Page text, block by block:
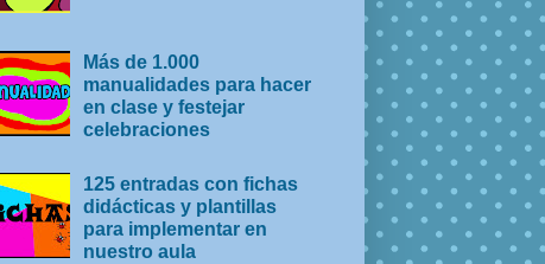
Más de 1.000
manualidades para hacer
en clase y festejar
celebraciones
125 entradas con fichas
didácticas y plantillas
para implementar en
nuestro aula